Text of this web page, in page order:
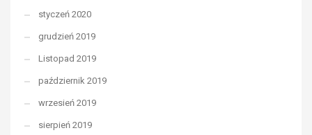
styczeń 2020
grudzień 2019
Listopad 2019
październik 2019
wrzesień 2019
sierpień 2019